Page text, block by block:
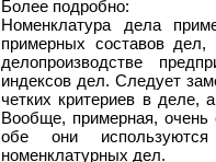
Более подробно:
Номенклатура дела
примерных составов
делопроизводстве
индексов дел. Следует
четких критериев в деле,
Вообще, примерная, очень
обе они
номенклатурных дел.